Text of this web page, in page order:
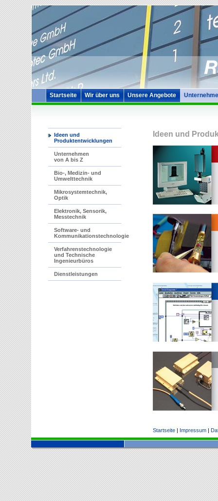
Startseite Wir über uns Unsere Angebote
Ideen und
Produktentwicklungen
Unternehmen
von A bis Z
Bio-, Medizin- und
Umwelttechnik
Mikrosystemtechnik,
Optik
Elektronik, Sensorik,
Messtechnik
Software- und
Kommunikationstechnologie
Verfahrenstechnologie
und Technische
Ingenieurbüros
Dienstleistungen
Ideen und
Startseite| Impressum|